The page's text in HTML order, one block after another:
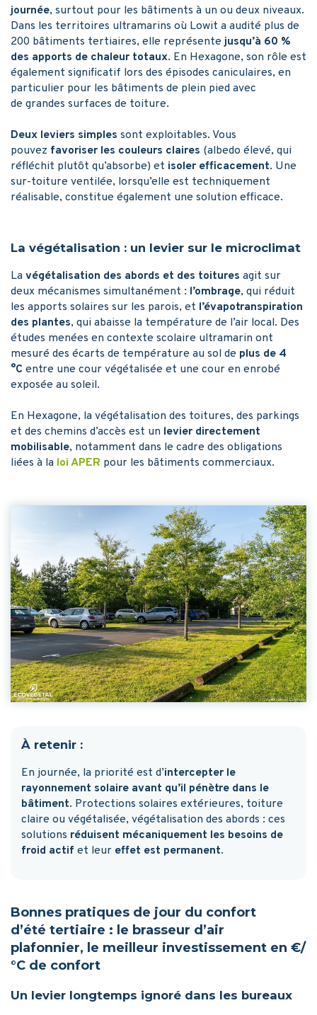
journée, surtout pour les bâtiments à un ou deux niveaux.
Dans les territoires ultramarins où Lowit a audité plus de
200 bâtiments tertiaires, elle représentejusqu’à 60 %
des apports de chaleur totaux. En Hexagone, son rôle est
également significatif lors des épisodes caniculaires, en
particulier pour les bâtiments de plein pied avec
de grandes surfaces de toiture.
Deux leviers simples sont exploitables. Vous
pouvez favoriser les couleurs claires (albedo élevé, qui
réfléchit plutôt qu’absorbe) et isoler efficacement. Une
sur-toiture ventilée, lorsqu’elle est techniquement
réalisable, constitue également une solution efficace.
La végétalisation : un levier sur le microclimat
La végétalisation des abords et des toitures agit sur
deux mécanismes simultanément : l’ombrage, qui réduit
les apports solaires sur les parois, et l’évapotranspiration
des plantes, qui abaisse la température de l’air local. Des
études menées en contexte scolaire ultramarin ont
mesuré des écarts de température au sol de plus de 4
°C entre une cour végétalisée et une cour en enrobé
exposée au soleil.
En Hexagone, la végétalisation des toitures, des parkings
et des chemins d’accès est un levier directement
mobilisable, notamment dans le cadre des obligations
liées à la loi APER pour les bâtiments commerciaux.
À retenir :
En journée, la priorité est d’intercepter le
rayonnement solaire avant qu’il pénètre dans le
bâtiment. Protections solaires extérieures, toiture
claire ou végétalisée, végétalisation des abords : ces
solutions réduisent mécaniquement les besoins de
froid actif et leur effet est permanent.
Bonnes pratiques de jour du confort
d’été tertiaire : le brasseur d’air
plafonnier, le meilleur investissement en €/
°C de confort
Un levier longtemps ignoré dans les bureaux